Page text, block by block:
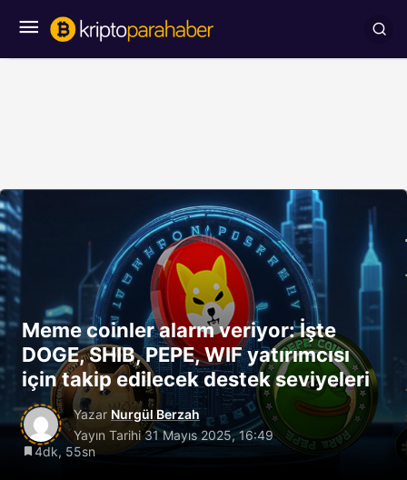
Meme coinler alarm veriyor: İşte
DOGE, SHIB, PEPE, WIF yatırımcısı
için takip edilecek destek seviyeleri
Yazar Nurgül Berzah
Yayın Tarihi31 Mayıs 2025, 16:49
4dk, 55sn